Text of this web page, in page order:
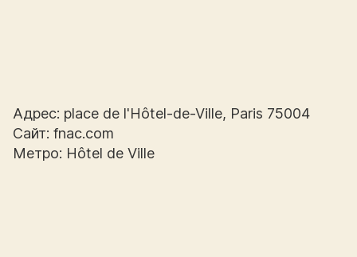
Адрес: place de l'Hôtel-de-Ville, Paris 75004
Сайт: fnac.com
Метро: Hôtel de Ville